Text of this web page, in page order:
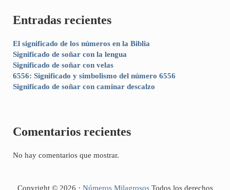
Entradas recientes
El significado de los números en la Biblia
Significado de soñar con la lengua
Significado de soñar con velas
6556: Significado y simbolismo del número 6556
Significado de soñar con caminar descalzo
Comentarios recientes
No hay comentarios que mostrar.
Copyright © 2026 · Números MilagrososTodos los derechos